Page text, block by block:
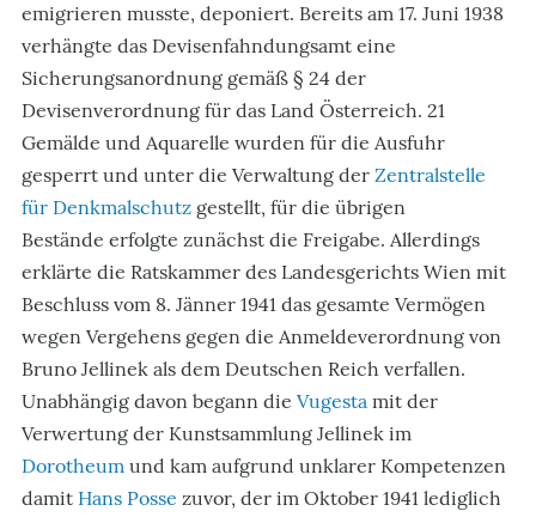
emigrieren musste, deponiert. Bereits am 17. Juni 1938
verhängte das Devisenfahndungsamt eine
Sicherungsanordnung gemäß § 24 der
Devisenverordnung für das Land Österreich. 21
Gemälde und Aquarelle wurden für die Ausfuhr
gesperrt und unter die Verwaltung der Zentralstelle
für Denkmalschutz gestellt, für die übrigen
Bestände erfolgte zunächst die Freigabe. Allerdings
erklärte die Ratskammer des Landesgerichts Wien mit
Beschluss vom 8. Jänner 1941 das gesamte Vermögen
wegen Vergehens gegen die Anmeldeverordnung von
Bruno Jellinek als dem Deutschen Reich verfallen.
Unabhängig davon begann die Vugesta mit der
Verwertung der Kunstsammlung Jellinek im
Dorotheum und kam aufgrund unklarer Kompetenzen
damit Hans Posse zuvor, der im Oktober 1941 lediglich